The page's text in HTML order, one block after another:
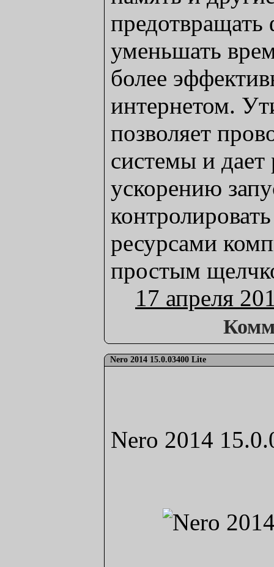
предотвращать
уменьшать
более
интернетом.
позволяет
системы и
ускорению
ресурсами
простым
17 апреля
Nero 2014 15.0.03400 Lite
Nero 2014